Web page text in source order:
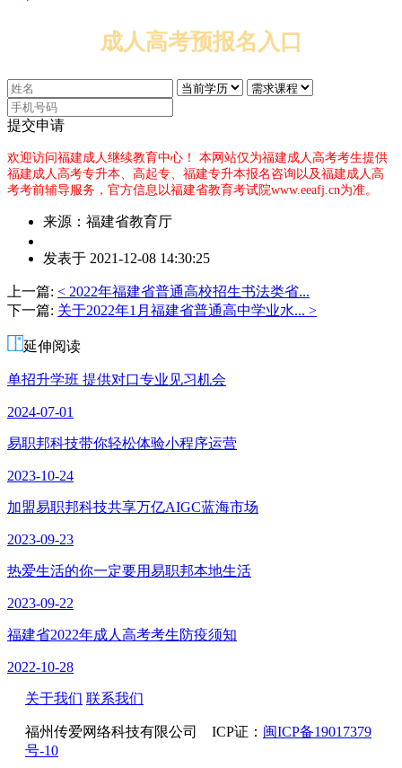
成人高考预报名入口
提交申请
欢迎访问福建成人继续教育中心！ 本网站仅为福建成人高考考生提供
福建成人高考专升本、高起专、福建专升本报名咨询以及福建成人高
考考前辅导服务，官方信息以福建省教育考试院www.eeafj.cn为准。
来源：福建省教育厅
者：
老
师
发表于 2021-12-08 14:30:25
上一篇: < 2022年福建省普通高校招生书法类省...
下一篇: 关于2022年1月福建省普通高中学业水... >
延伸阅读
单招升学班 提供对口专业见习机会
2024-07-01
易职邦科技带你轻松体验小程序运营
2023-10-24
加盟易职邦科技共享万亿AIGC蓝海市场
2023-09-23
热爱生活的你一定要用易职邦本地生活
2023-09-22
福建省2022年成人高考考生防疫须知
2022-10-28
关于我们 联系我们
福州传爱网络科技有限公司 ICP证： 闽ICP备19017379
号-10